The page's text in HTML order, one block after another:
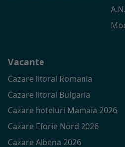
Vacante
Cazare litoral Romania
Cazare litoral Bulgaria
Cazare hoteluri Mamaia 2026
Cazare Eforie Nord 2026
Cazare Albena 2026